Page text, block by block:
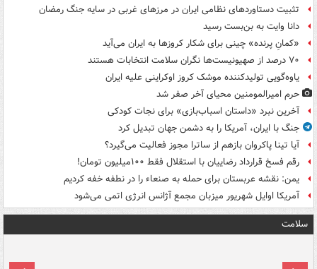
تثبیت دستاوردهای نظامی ایران در مرزهای غربی در سایه جنگ رمضان
دانا وایت به بن‌بست رسید
«کمانِ پرنده» چینی برای شکار کروزها به ایران می‌آید
۷۰ درصد از صهیونیست‌ها نگران سلامت انتخابات هستند
یاوه‌گویی تولیدکننده موشک کروز اوکراینی علیه ایران
حرم امیرالمومنین محیای آخر صفر شد
آخرین نبرد «داستان اسباب‌بازی» برای نجات کودکی
جنگ با ایران، آمریکا را به دشمن جهان تبدیل کرد
آیا تینا پاکروان بازهم از ساترا مجوز فعالیت می‌گیرد؟
رقم فسخ قرارداد رضاییان با استقلال فقط ۱۰۰میلیون تومان!
یمن: نقشه عربستان برای حمله به صنعاء را در نطفه خفه کردیم
آمریکا اوایل شهریور میزبان مجمع آژانس انرژی اتمی می‌شود
سلامت